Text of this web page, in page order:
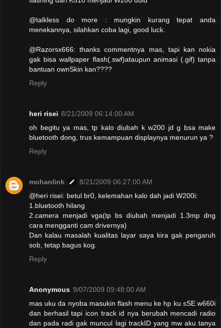
@talkless do more : mungkin kurang tepat anda
menekannya, silahkan coba lagi, good luck.
@Razorsx666: thanks commentnya mas, tapi kan nokia
gak bisa wallpaper flash(.swf)ataupun animasi (.gif) tanpa
bantuan ownSkin kan????
Reply
heri risei 8/21/2009 06:14:00 AM
oh begitu ya mas, tp kalo diubah k w200 jd g bsa make
bluetooth dong, trus kemampuan displaynya menurun ya ?
Reply
mohanlink
8/21/2009 06:27:00 AM
@heri risei: betul br0, kelemahan kalo dah jadi W200i:
1.bluetooth hilang
2.camera menjadi vga(tp bs diubah menjadi 1.3mp dng
cara mengganti cam drivernya)
Dan kalau masalah kualitas layar saya kira gak pengaruh
sob, tetap bagus kog.
Reply
Anonymous 9/07/2009 09:48:00 AM
mas uku da nyoba masukin flash menu ke hp ku sSE w660i
dan berhasil tapi icon track id nya berubah mencadi radio
dan pada radi gak muncul lagi trackID yang mw aku tanya